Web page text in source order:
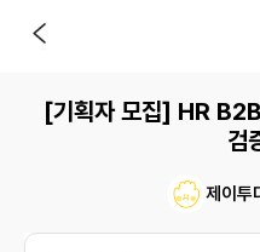
[기획자 모집] HR
검
제이투